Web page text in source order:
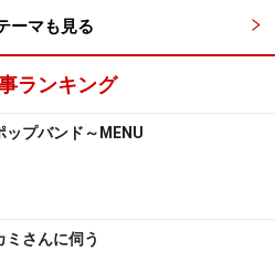
ーマも見る
ランキング
ップバンド～MENU
ミさんに伺う